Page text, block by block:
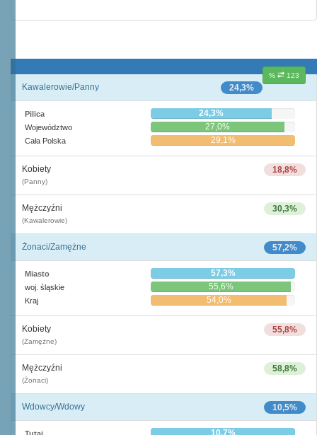
% 123
24,3%
Kawalerowie/Panny
Pilica 24,3%
Województwo 27,0%
Cała Polska 29,1%
18,8%
Kobiety
(Panny)
30,3%
Mężczyźni
(Kawalerowie)
57,2%
Żonaci/Zamężne
Miasto 57,3%
woj. śląskie 55,6%
Kraj 54,0%
55,8%
Kobiety
(Zamężne)
58,8%
Mężczyźni
(Żonaci)
10,5%
Wdowcy/Wdowy
10,7%